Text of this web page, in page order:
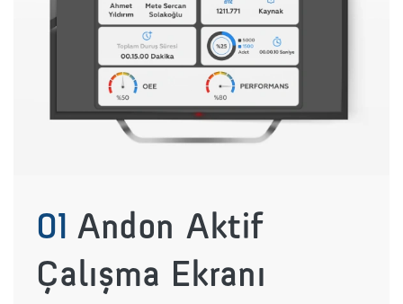
01 Andon Aktif
Çalışma Ekranı